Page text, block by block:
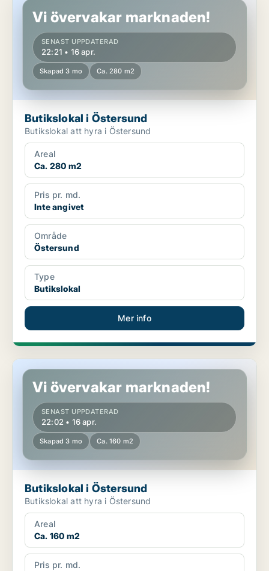
Vi övervakar marknaden!
SENAST UPPDATERAD
22:21 • 16 apr.
Skapad 3 mo Ca. 280 m2
Butikslokal i Östersund
Butikslokal att hyra i Östersund
Areal
Ca. 280 m2
Pris pr. md.
Inte angivet
Område
Östersund
Type
Butikslokal
Mer info
Butikslokal i Östersund
Vi övervakar marknaden!
SENAST UPPDATERAD
22:02 • 16 apr.
Skapad 3 mo Ca. 160 m2
Butikslokal i Östersund
Butikslokal att hyra i Östersund
Areal
Ca. 160 m2
Pris pr. md.